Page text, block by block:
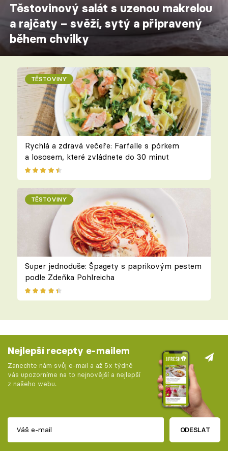
Těstovinový salát s uzenou makrelou
a rajčaty – svěží, sytý a připravený
během chvilky
TĚSTOVINY
Rychlá a zdravá večeře: Farfalle s pórkem
a lososem, které zvládnete do 30 minut
TĚSTOVINY
Super jednoduše: Špagety s paprikovým pestem
podle Zdeňka Pohlreicha
Nejlepší recepty e-mailem
Zanechte nám svůj e-mail a až 5x týdně
vás upozorníme na to nejnovější a nejlepší
z našeho webu.
ODESLAT